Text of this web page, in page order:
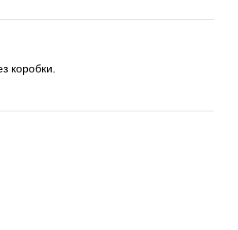
коробки.